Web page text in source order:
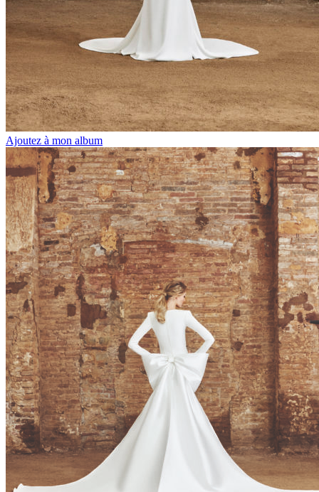
Ajoutez à mon album